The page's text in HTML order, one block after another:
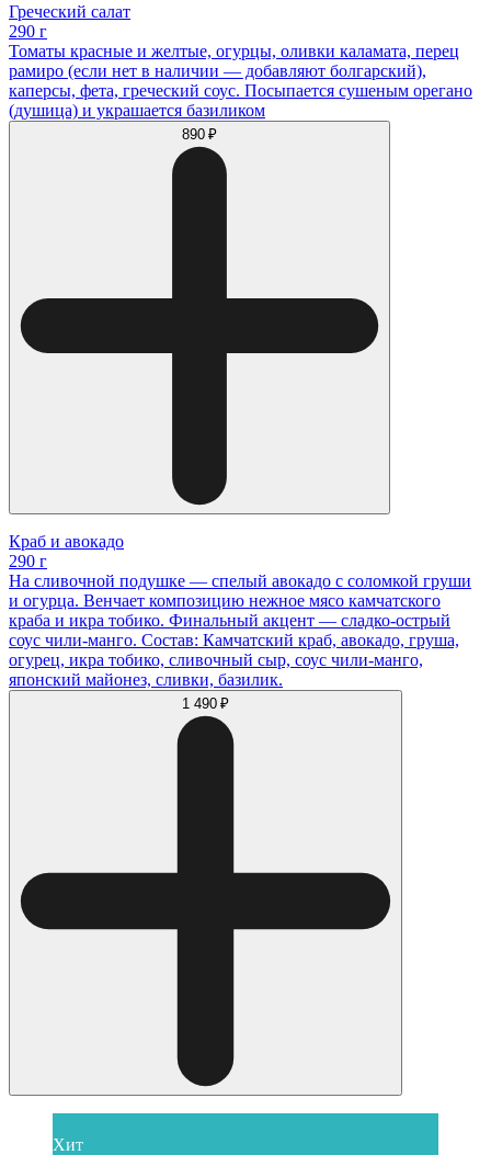
Греческий салат
290 г
Томаты красные и желтые, огурцы, оливки каламата, перец
рамиро (если нет в наличии — добавляют болгарский),
каперсы, фета, греческий соус. Посыпается сушеным орегано
(душица) и украшается базиликом
890 ₽
Краб и авокадо
290 г
На сливочной подушке — спелый авокадо с соломкой груши
и огурца. Венчает композицию нежное мясо камчатского
краба и икра тобико. Финальный акцент — сладко-острый
соус чили-манго. Состав: Камчатский краб, авокадо, груша,
огурец, икра тобико, сливочный сыр, соус чили-манго,
японский майонез, сливки, базилик.
1 490 ₽
Хит